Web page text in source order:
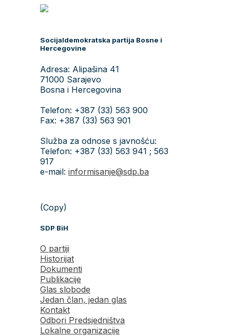
Socijaldemokratska partija Bosne i
Hercegovine
Adresa: Alipašina 41
71000 Sarajevo
Bosna i Hercegovina
Telefon: +387 (33) 563 900
Fax: +387 (33) 563 901
Služba za odnose s javnošću:
Telefon: +387 (33) 563 941 ; 563
917
e-mail: informisanje@sdp.ba
(Copy)
SDP BiH
O partiji
Historijat
Dokumenti
Publikacije
Glas slobode
Jedan član, jedan glas
Kontakt
Odbori Predsjedništva
Lokalne organizacije